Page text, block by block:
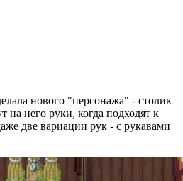
нового "персонажа" - столик
на него руки, когда подходят к
две вариации рук - с рукавами